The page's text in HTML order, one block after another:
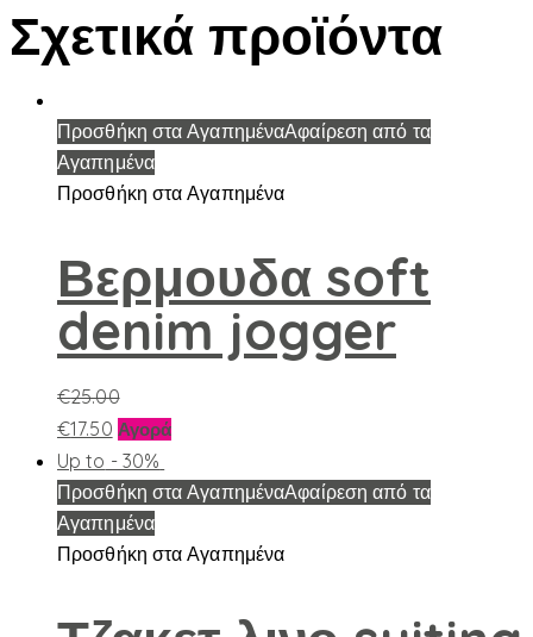
Σχετικά προϊόντα
Προσθήκη στα ΑγαπημέναΑφαίρεση από τα
Αγαπημένα
Προσθήκη στα Αγαπημένα
Βερμουδα soft
denim jogger
€25.00
€17.50 ΑγοράΑυτό
προϊόν
πολλαπλές
Up to - 30%
Προσθήκη στα ΑγαπημέναΑφαίρεση από τα
Αγαπημένα
Προσθήκη στα Αγαπημένα